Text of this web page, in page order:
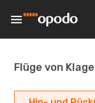
Flüge von